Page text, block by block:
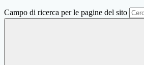
Campo di ricerca per le pagine del sito